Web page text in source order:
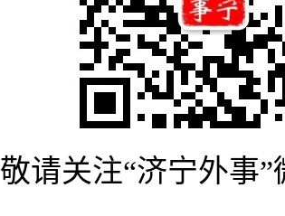
敬请关注“济宁外事